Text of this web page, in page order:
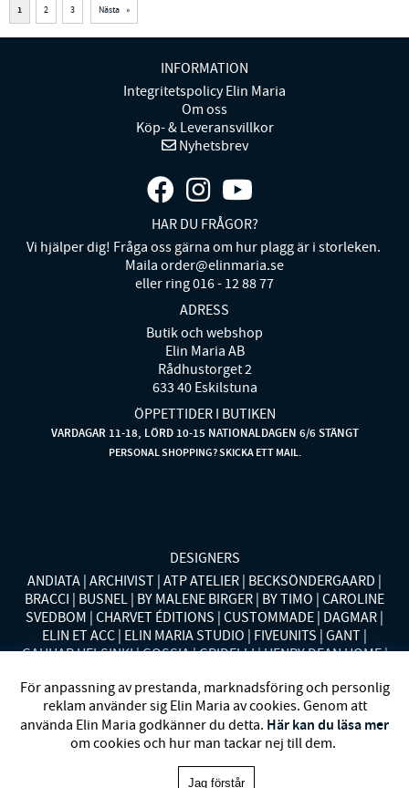
1 2 3 Nästa »
INFORMATION
Integritetspolicy Elin Maria
Om oss
Köp- & Leveransvillkor
Nyhetsbrev
HAR DU FRÅGOR?
Vi hjälper dig! Fråga oss gärna om hur plagg är i storleken.
Maila order@elinmaria.se
eller ring 016 - 12 88 77
ADRESS
Butik och webshop
Elin Maria AB
Rådhustorget 2
633 40 Eskilstuna
ÖPPETTIDER I BUTIKEN
VARDAGAR 11-18, LÖRD 10-15 NATIONALDAGEN 6/6 STÄNGT
PERSONAL SHOPPING? SKICKA ETT MAIL.
DESIGNERS
ANDIATA ARCHIVIST ATP ATELIER BECKSÖNDERGAARD
BRACCI BUSNEL BY MALENE BIRGER BY TIMO CAROLINE
SVEDBOM CHARVET ÉDITIONS CUSTOMMADE DAGMAR
ELIN ET ACC ELIN MARIA STUDIO FIVEUNITS GANT
GAUHAR HELSINKI GOSSIA GRIDELLI HENRY DEAN HOME
MISSONI HOME MONO MORENO CALIFORNIA MOS MOSH
MRS HOSIERY NORDAN HOME NÜMPH POLO RALPH
LAUREN RENÉE VOLTAIRE RODEBJER SECOND FEMALE
SIBIN LINNEBJERG STYLEIN SWEDISH STOCKINGS
VANESSA BARONI VIVEH
För anpassning av prestanda, marknadsföring och personlig
reklam använder sig Elin Maria av cookies. Genom att
använda Elin Maria godkänner du detta. Här kan du läsa mer
om cookies och hur man tackar nej till dem.
Jag förstår